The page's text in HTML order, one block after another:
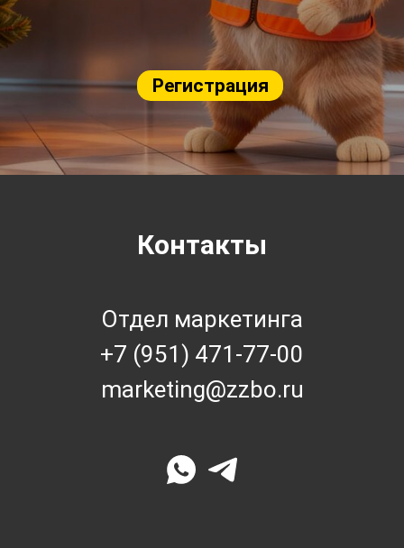
Регистрация
Контакты
Отдел маркетинга
+7 (951) 471-77-00
marketing@zzbo.ru